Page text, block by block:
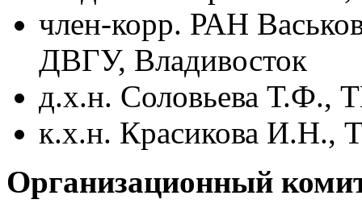
член-корр. РАН
ДВГУ, Владивосток
д.х.н. Соловьева
к.х.н. Красикова
Организационный